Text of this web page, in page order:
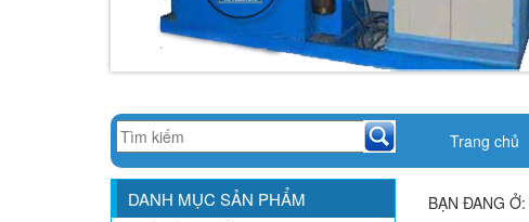
Trang chủ
DANH MỤC SẢN PHẨM
BẠN ĐANG Ở: